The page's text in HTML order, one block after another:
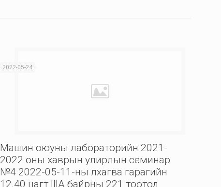
2022-05-24
Машин оюуны лабораторийн 2021-
2022 оны хаврын улирлын семинар
№4 2022-05-11-ны лхагва гарагийн
12.40 цагт IIIА байрны 221 тоотод